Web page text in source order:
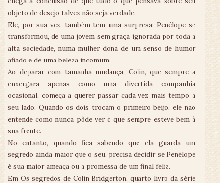
objeto de desejo talvez não seja verdade.
Ele, por sua vez, também tem uma surpresa: Penélope se
transformou, de uma jovem sem graça ignorada por toda a
alta sociedade, numa mulher dona de um senso de humor
afiado e de uma beleza incomum.
Ao deparar com tamanha mudança, Colin, que sempre a
enxergara apenas como uma divertida companhia
ocasional, começa a querer passar cada vez mais tempo a
seu lado. Quando os dois trocam o primeiro beijo, ele não
entende como nunca pôde ver o que sempre esteve bem à
sua frente.
No entanto, quando fica sabendo que ela guarda um
segredo ainda maior que o seu, precisa decidir se Penélope
é sua maior ameaça ou a promessa de um final feliz.
Em Os segredos de Colin Bridgerton, quarto livro da série